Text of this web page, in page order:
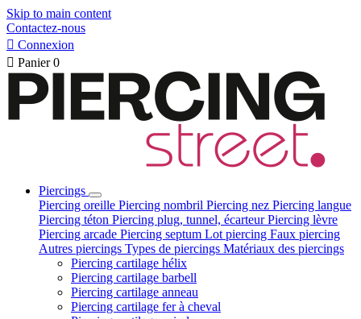
Skip to main content
Contactez-nous
 Connexion
 Panier 0
Piercings
Piercing oreille Piercing nombril Piercing nez Piercing langue
Piercing téton Piercing plug, tunnel, écarteurPiercing lèvre
Piercing arcade Piercing septum Lot piercing Faux piercing
Autres piercings Types de piercings Matériaux des piercings
Piercing cartilage hélix
Piercing cartilage barbell
Piercing cartilage anneau
Piercing cartilage fer à cheval